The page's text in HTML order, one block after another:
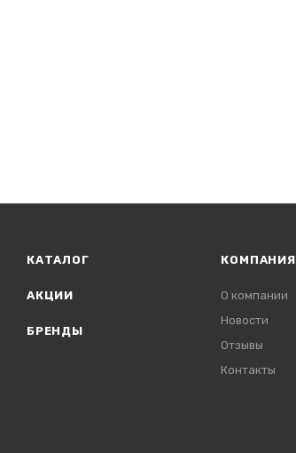
КАТАЛОГ
АКЦИИ
БРЕНДЫ
КОМПАНИЯ
О компании
Новости
Отзывы
Контакты